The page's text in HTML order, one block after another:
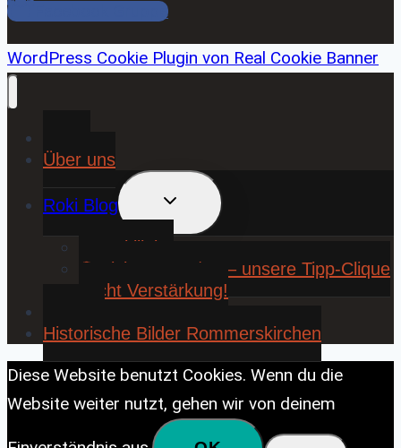
Facebook Gruppe
WordPress Cookie Plugin von Real Cookie Banner
Über uns
Roki Blog
UNTERMENÜ
UMSCHALTEN
❤️ Rokiliebe
⚽ KickStart 25/26 – unsere Tipp-Clique
sucht Verstärkung!
Historische Bilder Rommerskirchen
Diese Website benutzt Cookies. Wenn du die
Website weiter nutzt, gehen wir von deinem